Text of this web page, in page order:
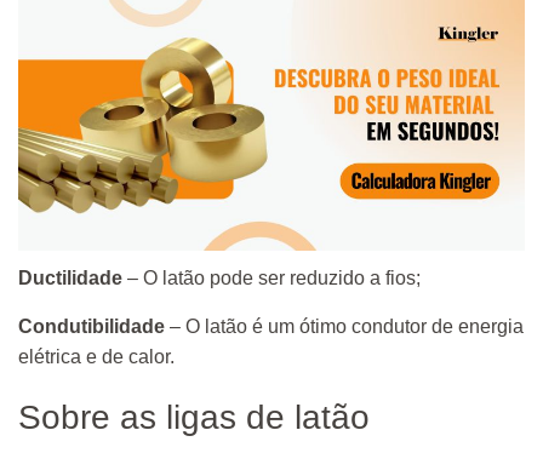
Ductilidade – O latão pode ser reduzido a fios;
Condutibilidade – O latão é um ótimo condutor de energia
elétrica e de calor.
Sobre as ligas de latão